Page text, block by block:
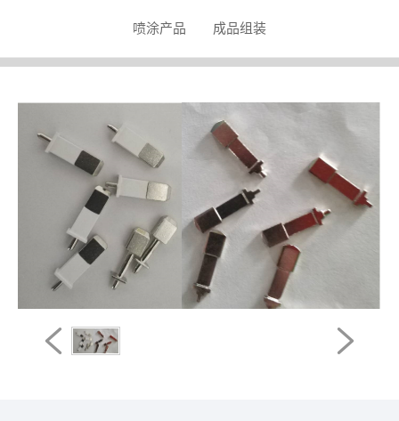
喷涂产品 成品组装